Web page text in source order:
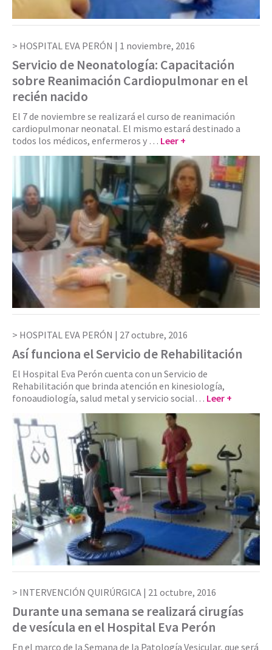
HOSPITAL EVA PERÓN | 1 noviembre, 2016
Servicio de Neonatología: Capacitación
sobre Reanimación Cardiopulmonar en el
recién nacido
El 7 de noviembre se realizará el curso de reanimación
cardiopulmonar neonatal. El mismo estará destinado a
todos los médicos, enfermeros y … Leer +
HOSPITAL EVA PERÓN | 27 octubre, 2016
Así funciona el Servicio de Rehabilitación
El Hospital Eva Perón cuenta con un Servicio de
Rehabilitación que brinda atención en kinesiología,
fonoaudiología, salud metal y servicio social… Leer +
INTERVENCIÓN QUIRÚRGICA | 21 octubre, 2016
Durante una semana se realizará cirugías
de vesícula en el Hospital Eva Perón
En el marco de la Semana de la Patología Vesicular, que será